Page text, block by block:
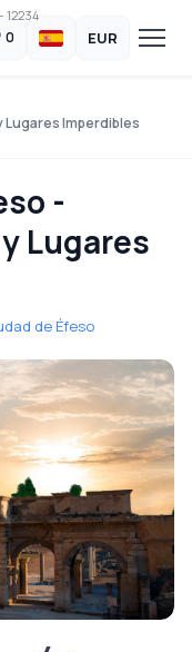
12234
0 EUR
Lugares Imperdibles
-
Lugares
de Éfeso